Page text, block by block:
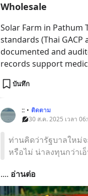
Wholesale
Solar Farm in Pathum
standards (Thai GACP
documented and
records support
บันทึก
:: • ติดตาม
30 ส.ค. 2025 เวลา
ท่านคิดว่ารัฐบาลใหม่
หรือไม่ น่าลงทุนกว่าเ
.... อ่านต่อ